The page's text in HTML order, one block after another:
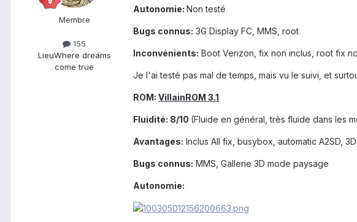
Membre
155
LieuWhere dreams
come true
Autonomie: Non testé
Bugs connus: 3G Display FC, MMS, root
Inconvénients: Boot Verizon, fix non inclus, root fix
Je l'ai testé pas mal de temps, mais vu le suivi, et
ROM: VillainROM 3.1
Fluidité: 8/10 (Fluide en général, très fluide dans les
Avantages: Inclus All fix, busybox, automatic A2SD,
Bugs connus: MMS, Gallerie 3D mode paysage
Autonomie: